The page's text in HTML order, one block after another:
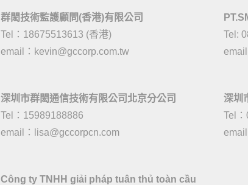
群閎技術監護顧問(香港)有限公司
Tel：18675513613 (香港)
email： kevin@gccorp.com.tw
Tel:
email
深圳市群閎通信技術有限公司北京分公司
Tel：15989188886
email：
lisa@gccorpcn.com
深圳
Tel
email
Công ty TNHH giải pháp tuân thủ toàn cầu